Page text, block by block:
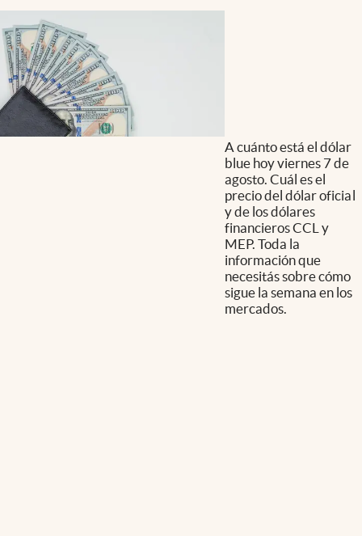
A cuánto está el dólar
blue hoy viernes 7 de
agosto. Cuál es el
precio del dólar oficial
y de los dólares
financieros CCL y
MEP. Toda la
información que
necesitás sobre cómo
sigue la semana en los
mercados.